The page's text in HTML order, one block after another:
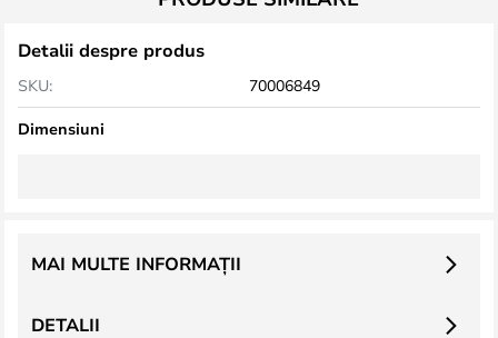
Detalii despre produs
SKU: 70006849
Dimensiuni
DETALII
MAI MULTE INFORMAȚII